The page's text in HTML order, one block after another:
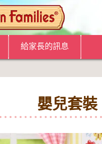
給家長的訊息
嬰兒套裝